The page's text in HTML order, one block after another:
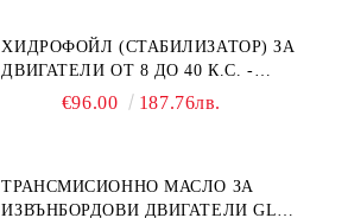
ХИДРОФОЙЛ (СТАБИЛИЗАТОР) ЗА
ДВИГАТЕЛИ ОТ 8 ДО 40 К.С. -
УНИВЕРСАЛЕН SE SPORT 200
€96.00 187.76лв.
ТРАНСМИСИОННО МАСЛО ЗА
ИЗВЪНБОРДОВИ ДВИГАТЕЛИ GL4